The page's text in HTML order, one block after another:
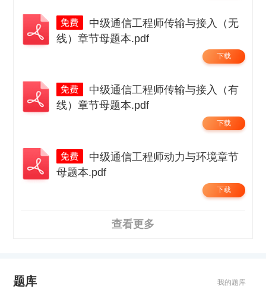
线）章节母题本.pdf
下载
线）章节母题本.pdf
下载
母题本.pdf
下载
查看更多
题库 我的题库